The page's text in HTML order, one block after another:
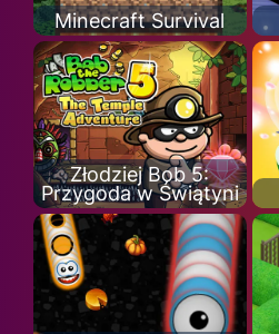
Minecraft Survival
Złodziej Bob 5:
Przygoda w Świątyni